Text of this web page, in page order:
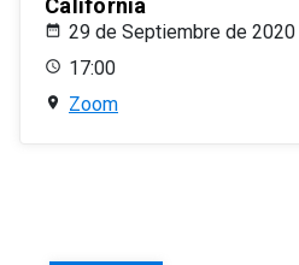
California
29 de Septiembre de 2020
17:00
Zoom